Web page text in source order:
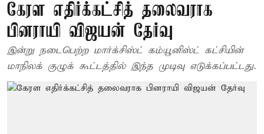
கேரள எதிர்க்கட்சித் தலைவராக
பினராயி விஜயன் தேர்வு
இன்று நடைபெற்ற மார்க்சிஸ்ட் கம்யூனிஸ்ட் கட்சியின்
மாநிலக் குழுக் கூட்டத்தில் இந்த முடிவு எடுக்கப்பட்டது.